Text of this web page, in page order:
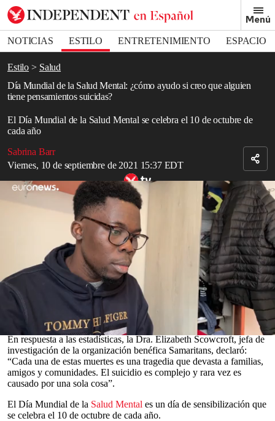
Menú
NOTICIAS ESTILO ENTRETENIMIENTO
ESPACIO
DEPORTES
Estilo
Salud
Día Mundial de la Salud Mental: ¿cómo ayudo si creo que alguien
tiene pensamientos suicidas?
El Día Mundial de la Salud Mental se celebra el 10 de octubre de
cada año
Sabrina Barr
Viernes, 10 de septiembre de 2021 15:37 EDT
Bookmark popover
Removed from bookmarks
Close popover
seconds
seconds
Intentos de suicidio, depresión y dificultades económicas: el drama
de los estudiantes en Francia
En abril, los datos publicados por la Oficina de Estadísticas
Nacionales encontraron que lossuicidios
en Inglaterra alcanzaron
un récord en 2019.
Las cifras encontraron que casi tres cuartas partes de las muertes
fueron entre hombres, y el grupo de edad más afectado fue el de
entre 50 y 54 años.
En respuesta a las estadísticas, la Dra. Elizabeth Scowcroft, jefa de
investigación de la organización benéfica Samaritans, declaró:
“Cada una de estas muertes es una tragedia que devasta a familias,
amigos y comunidades. El suicidio es complejo y rara vez es
causado por una sola cosa”.
El Día Mundial de la Salud Mental es un día de sensibilización que
se celebra el 10 de octubre de cada año.